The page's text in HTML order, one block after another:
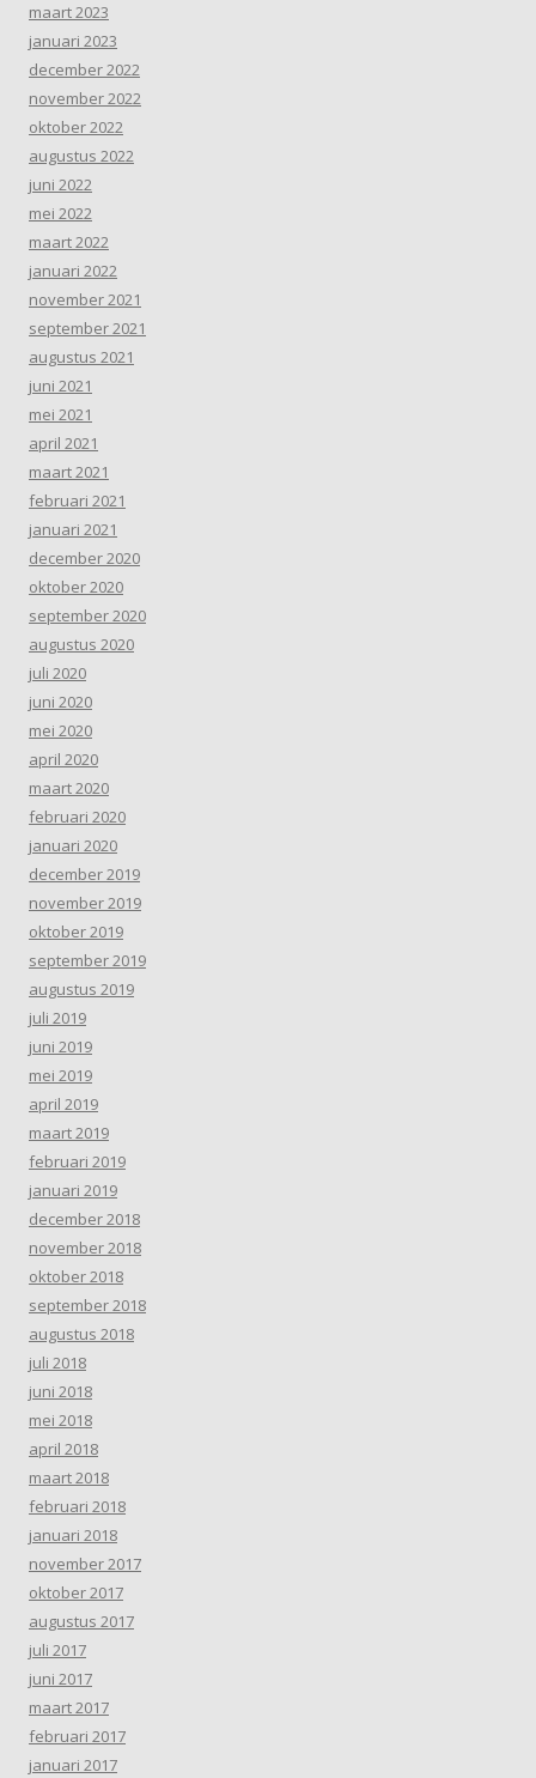
maart 2023
januari 2023
december 2022
november 2022
oktober 2022
augustus 2022
juni 2022
mei 2022
maart 2022
januari 2022
november 2021
september 2021
augustus 2021
juni 2021
mei 2021
april 2021
maart 2021
februari 2021
januari 2021
december 2020
oktober 2020
september 2020
augustus 2020
juli 2020
juni 2020
mei 2020
april 2020
maart 2020
februari 2020
januari 2020
december 2019
november 2019
oktober 2019
september 2019
augustus 2019
juli 2019
juni 2019
mei 2019
april 2019
maart 2019
februari 2019
januari 2019
december 2018
november 2018
oktober 2018
september 2018
augustus 2018
juli 2018
juni 2018
mei 2018
april 2018
maart 2018
februari 2018
januari 2018
november 2017
oktober 2017
augustus 2017
juli 2017
juni 2017
maart 2017
februari 2017
januari 2017